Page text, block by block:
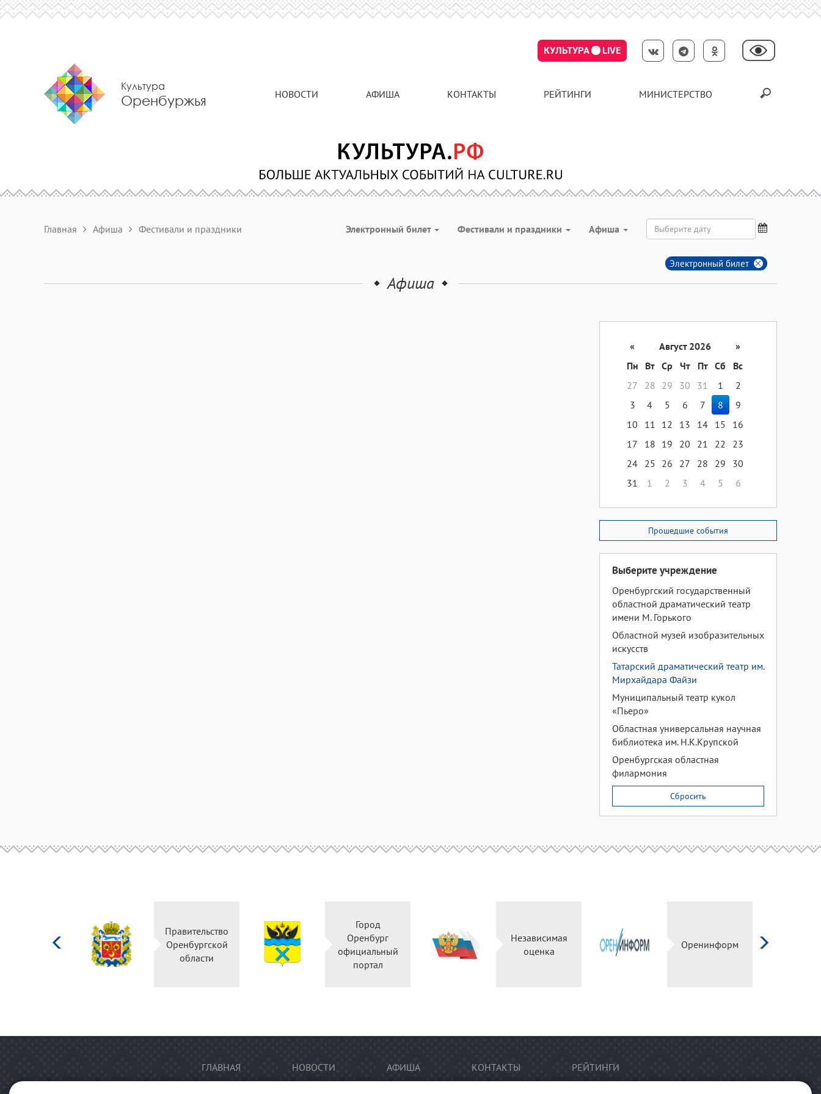
КУЛЬТУРА LIVE
Культура
Оренбуржья НОВОСТИ АФИША КОНТАКТЫ РЕЙТИНГИ МИНИСТЕРСТВО
Главная Афиша Фестивали и праздники Электронный билет Фестивали и праздники Aфиша
Электронный билет
Афиша
« Август 2026
»
Пн
Вт Ср Чт Пт Сб
Вс
27
28 29 30 31 1
2
3
4 5 6 7 8
9
10
11 12 13 14 15
16
17
18 19 20 21 22
23
24 25 26 27 28 29
30
31
1 2 3 4 5 6
Прошедшие события
Выберите учреждение
Оренбургский государственный
областной драматический театр
имени М. Горького
Областной музей изобразительных
искусств
Татарский драматический театр им.
Мирхайдара Файзи
Муниципальный театр кукол
«Пьеро»
Областная универсальная научная
библиотека им. Н.К.Крупской
Оренбургская областная
филармония
Сбросить
Правительство
Оренбургской
области
Город
Оренбург
официальный
портал
Независимая
оценка
Оренинформ
ГЛАВНАЯ НОВОСТИ АФИША КОНТАКТЫ РЕЙТИНГИ